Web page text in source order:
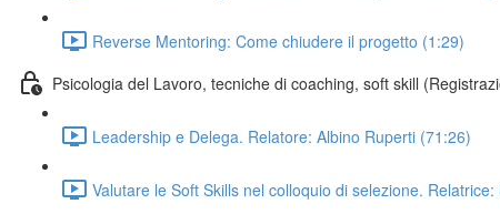
Reverse Mentoring: Come chiudere il progetto (1:29)
Psicologia del Lavoro, tecniche di coaching, soft skill
Leadership e Delega. Relatore: Albino Ruperti (71:26)
Valutare le Soft Skills nel colloquio di selezione.